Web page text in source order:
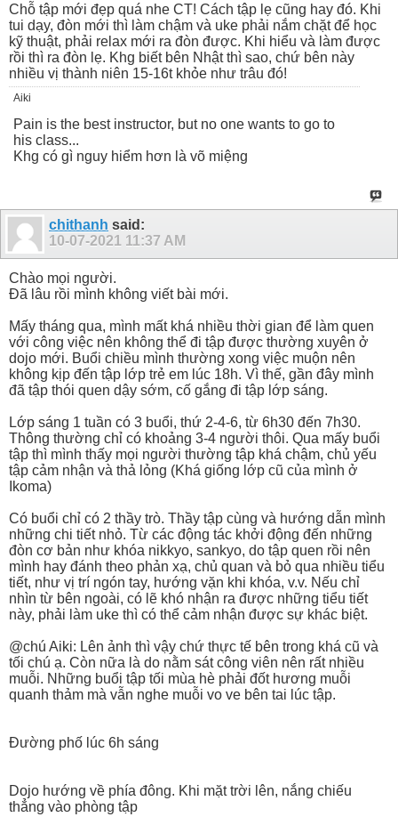
Chỗ tập mới đẹp quá nhe CT! Cách tập lẹ cũng hay đó. Khi
tui dạy, đòn mới thì làm chậm và uke phải nắm chặt để học
kỹ thuật, phải relax mới ra đòn được. Khi hiểu và làm được
rồi thì ra đòn lẹ. Khg biết bên Nhật thì sao, chứ bên này
nhiều vị thành niên 15-16t khỏe như trâu đó!
Aiki
Pain is the best instructor, but no one wants to go to
his class...
Khg có gì nguy hiểm hơn là võ miệng
chithanh said:
10-07-2021 11:37 AM
Chào mọi người.
Đã lâu rồi mình không viết bài mới.
Mấy tháng qua, mình mất khá nhiều thời gian để làm quen
với công việc nên không thể đi tập được thường xuyên ở
dojo mới. Buổi chiều mình thường xong việc muộn nên
không kịp đến tập lớp trẻ em lúc 18h. Vì thế, gần đây mình
đã tập thói quen dậy sớm, cố gắng đi tập lớp sáng.
Lớp sáng 1 tuần có 3 buổi, thứ 2-4-6, từ 6h30 đến 7h30.
Thông thường chỉ có khoảng 3-4 người thôi. Qua mấy buổi
tập thì mình thấy mọi người thường tập khá chậm, chủ yếu
tập cảm nhận và thả lỏng (Khá giống lớp cũ của mình ở
Ikoma)
Có buổi chỉ có 2 thầy trò. Thầy tập cùng và hướng dẫn mình
những chi tiết nhỏ. Từ các động tác khởi động đến những
đòn cơ bản như khóa nikkyo, sankyo, do tập quen rồi nên
mình hay đánh theo phản xạ, chủ quan và bỏ qua nhiều tiểu
tiết, như vị trí ngón tay, hướng vặn khi khóa, v.v. Nếu chỉ
nhìn từ bên ngoài, có lẽ khó nhận ra được những tiểu tiết
này, phải làm uke thì có thể cảm nhận được sự khác biệt.
@chú Aiki: Lên ảnh thì vậy chứ thực tế bên trong khá cũ và
tối chú ạ. Còn nữa là do nằm sát công viên nên rất nhiều
muỗi. Những buổi tập tối mùa hè phải đốt hương muỗi
quanh thảm mà vẫn nghe muỗi vo ve bên tai lúc tập.
Đường phố lúc 6h sáng
Dojo hướng về phía đông. Khi mặt trời lên, nắng chiếu
thẳng vào phòng tập